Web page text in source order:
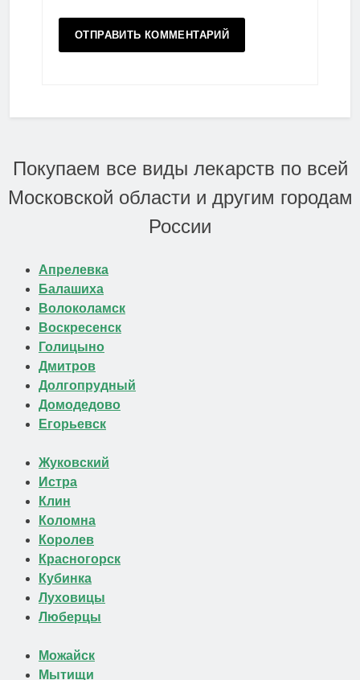
Покупаем все виды лекарств по всей
Московской области и другим городам
России
Апрелевка
Балашиха
Волоколамск
Воскресенск
Голицыно
Дмитров
Долгопрудный
Домодедово
Егорьевск
Жуковский
Истра
Клин
Коломна
Королев
Красногорск
Кубинка
Луховицы
Люберцы
Можайск
Мытищи